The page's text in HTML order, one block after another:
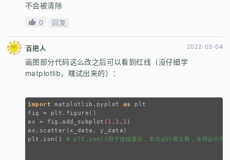
不会被清除
0 回复
百把人 2022-03-04
画图部分代码这么改之后可以看到红线（没仔细学
matplotlib，瞎试出来的）：
import matplotlib.pyplot as
plt
fig = plt.figure()
ax = fig.add_subplot( 1 , 1 , 1 )
ax.scatter(x_data, y_data)
plt.ion() # plt.ion()用于连续显示，本次运行请注释，全局运行不